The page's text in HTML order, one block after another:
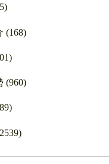
(168)
(960)